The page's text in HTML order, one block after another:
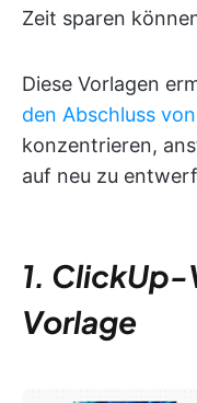
Zeit sparen
Diese Vorlagen
den Abschluss
konzentrieren,
auf neu zu
1.
Vorlage